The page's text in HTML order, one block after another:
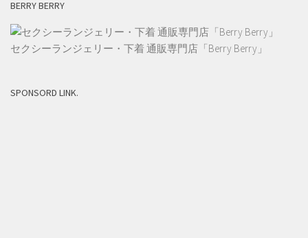
BERRY BERRY
セクシーランジェリー・下着 通販専門店「Berry Berry」
SPONSORD LINK.